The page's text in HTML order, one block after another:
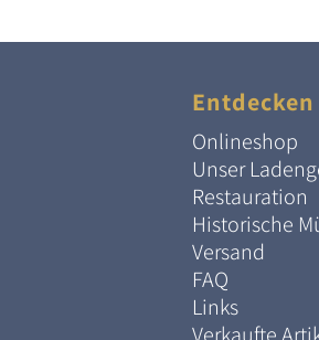
Entdecken
Onlineshop
Unser
Restauration
Historische
Versand
FAQ
Links